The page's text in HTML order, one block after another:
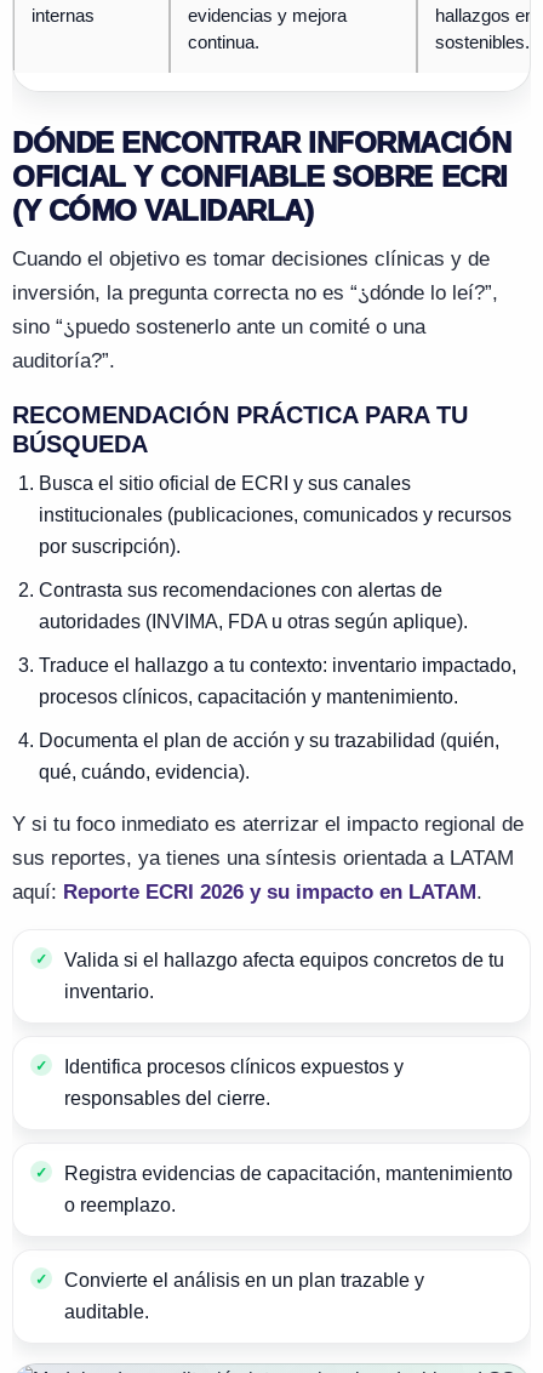
internas
evidencias y mejora
continua.
hallazgos en
sostenibles.
DÓNDE ENCONTRAR INFORMACIÓN
OFICIAL Y CONFIABLE SOBRE ECRI
(Y CÓMO VALIDARLA)
Cuando el objetivo es tomar decisiones clínicas y de
inversión, la pregunta correcta no es “¿dónde lo leí?”,
sino “¿puedo sostenerlo ante un comité o una
auditoría?”.
RECOMENDACIÓN PRÁCTICA PARA TU
BÚSQUEDA
Busca el sitio oficial de ECRI y sus canales
institucionales (publicaciones, comunicados y recursos
por suscripción).
Contrasta sus recomendaciones con alertas de
autoridades (INVIMA, FDA u otras según aplique).
Traduce el hallazgo a tu contexto: inventario impactado,
procesos clínicos, capacitación y mantenimiento.
Documenta el plan de acción y su trazabilidad (quién,
qué, cuándo, evidencia).
Y si tu foco inmediato es aterrizar el impacto regional de
sus reportes, ya tienes una síntesis orientada a LATAM
aquí: Reporte ECRI 2026 y su impacto en LATAM.
Valida si el hallazgo afecta equipos concretos de tu
inventario.
Identifica procesos clínicos expuestos y
responsables del cierre.
Registra evidencias de capacitación, mantenimiento
o reemplazo.
Convierte el análisis en un plan trazable y
auditable.